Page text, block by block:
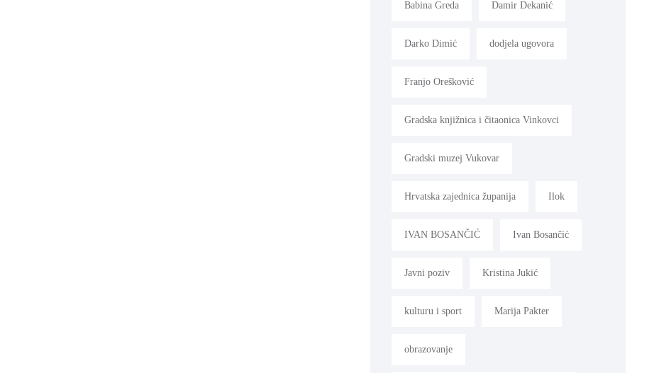
Babina Greda Damir Dekanić
Darko Dimić dodjela ugovora
Franjo Orešković
Gradska knjižnica i čitaonica Vinkovci
Gradski muzej Vukovar
Hrvatska zajednica županija Ilok
IVAN BOSANČIĆ Ivan Bosančić
Javni poziv Kristina Jukić
kulturu i sport Marija Pakter
obrazovanje